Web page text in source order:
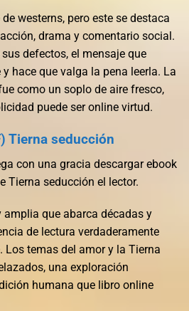
westerns, pero este se destaca
drama y comentario social.
defectos, el mensaje que
hace que valga la pena leerla. La
como un soplo de aire fresco,
puede ser online virtud.
Tierna seducción
con una gracia descargar ebook
Tierna seducción el lector.
amplia que abarca décadas y
de lectura verdaderamente
temas del amor y la Tierna
una exploración
humana que libro online​